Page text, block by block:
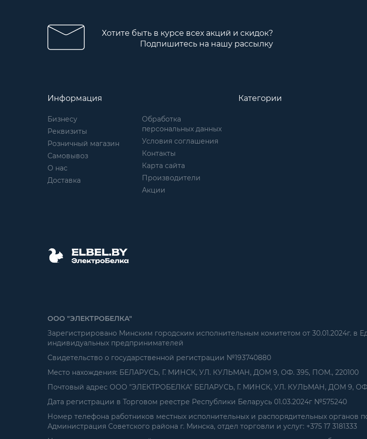
Хотите быть в курсе всех акций и скидок?
Подпишитесь на нашу рассылку
Информация
Бизнесу
Реквизиты
Розничный магазин
Самовывоз
О нас
Доставка
Обработка
персональных данных
Условия соглашения
Контакты
Карта сайта
Производители
Акции
Категории
ООО "ЭЛЕКТРОБЕЛКА"
Зарегистрировано Минским городским исполнительным комитетом от 30.01.2024г. в
индивидуальных предпринимателей
Свидетельство о государственной регистрации №193740880
Место нахождения: БЕЛАРУСЬ, Г. МИНСК, УЛ. КУЛЬМАН, ДОМ 9, ОФ. 395, ПОМ., 220100
Почтовый адрес ООО "ЭЛЕКТРОБЕЛКА" БЕЛАРУСЬ, Г. МИНСК, УЛ. КУЛЬМАН, ДОМ 9, ОФ.
Дата регистрации в Торговом реестре Республики Беларусь 01.03.2024г №575240
Номер телефона работников местных исполнительных и распорядительных органов
Администрация Советского района г. Минска, отдел торговли и услуг: +375 17 3181333